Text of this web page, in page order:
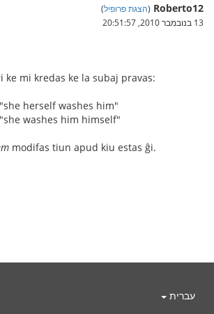
Roberto12
(הצגת פרופיל)
13 בנובמבר 2010, 20:51:57
ke mi kredas ke la subaj pravas:
herself washes him"
washes him himself"
modifas tiun apud kiu estas ĝi.
עברית